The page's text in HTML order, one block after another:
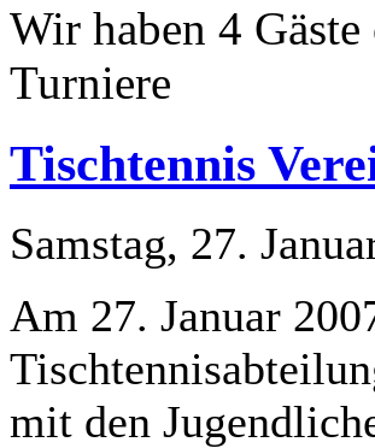
Wir haben 4
Turniere
Tischtennis
Samstag, 27.
Am 27. Januar
mit den